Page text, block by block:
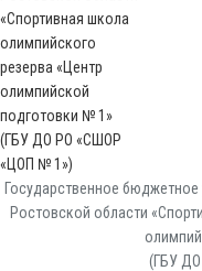
Государственное
Ростовской области
(ГБУ